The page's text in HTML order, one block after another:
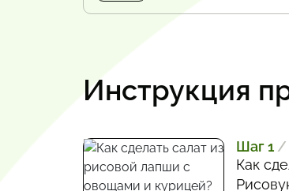
Инструкция
Шаг 1 /
Как